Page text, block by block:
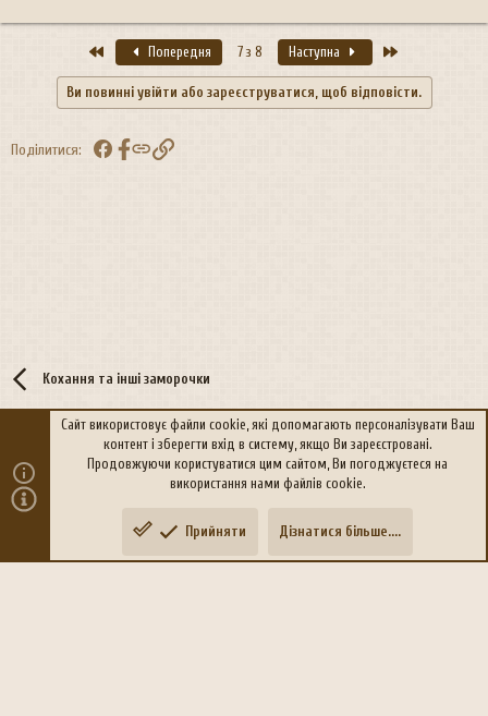
ПершийПопередня 7 з 8 Наступна
Ви повинні увійти або зареєструватися, щоб відповісти.
Поділитися: FacebookПосилання
Кохання та інші заморочки
Політика конфіденційності Дoпoмoга
Community platform by XenForo
xen-foro.com.ua Зверху
Сайт використовує файли cookie, які допомагають персоналізувати Ваш
контент і зберегти вхід в систему, якщо Ви зареєстровані.
Продовжуючи користуватися цим сайтом, Ви погоджуєтеся на
використання нами файлів cookie.
Прийняти Дізнатися більше....